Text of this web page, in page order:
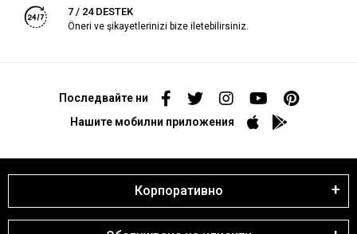
7 / 24 DESTEK
Öneri ve şikayetlerinizi bize iletebilirsiniz.
Последвайте ни
Нашите мобилни приложения
Корпоративно